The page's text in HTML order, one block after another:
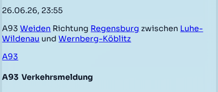
26.06.26, 23:55
A93Weiden Richtung Regensburg zwischen Luhe-
Wildenau undWernberg-Köblitz
A93
A93 Verkehrsmeldung